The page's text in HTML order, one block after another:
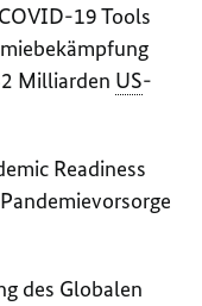
19 Tools
Milliarden US-
Readiness
des Globalen